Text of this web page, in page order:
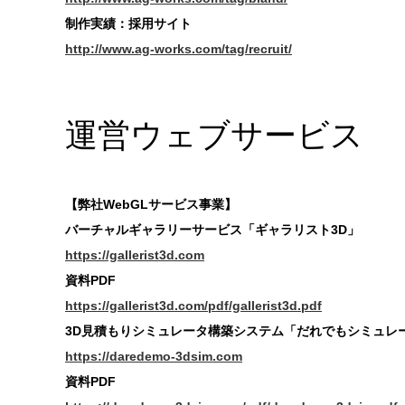
制作実績：採用サイト
http://www.ag-works.com/tag/recruit/
運営ウェブサービス
【弊社WebGLサービス事業】
バーチャルギャラリーサービス「ギャラリスト3D」
https://gallerist3d.com
資料PDF
https://gallerist3d.com/pdf/gallerist3d.pdf
3D見積もりシミュレータ構築システム「だれでもシミュレ
https://daredemo-3dsim.com
資料PDF